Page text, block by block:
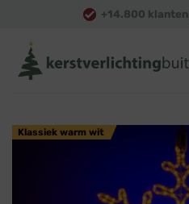
content
+14.800 klanten
Klassiek warm wit